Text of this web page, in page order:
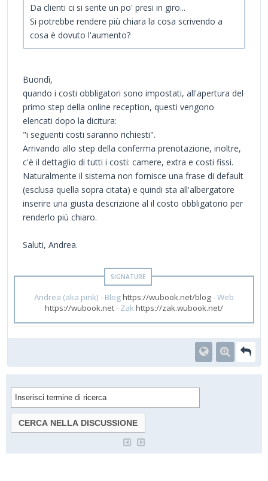
Da clienti ci si sente un po' presi in giro...
Si potrebbe rendere più chiara la cosa scrivendo a
cosa è dovuto l'aumento?
Buondì,
quando i costi obbligatori sono impostati, all'apertura del
primo step della online reception, questi vengono
elencati dopo la dicitura:
"i seguenti costi saranno richiesti".
Arrivando allo step della conferma prenotazione, inoltre,
c'è il dettaglio di tutti i costi: camere, extra e costi fissi.
Naturalmente il sistema non fornisce una frase di default
(esclusa quella sopra citata) e quindi sta all'albergatore
inserire una giusta descrizione al il costo obbligatorio per
renderlo più chiaro.
Saluti, Andrea.
Andrea (aka pink) - Bloghttps://wubook.net/blog- Web
https://wubook.net- Zakhttps://zak.wubook.net/